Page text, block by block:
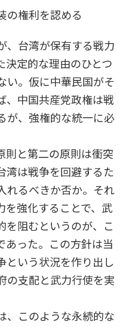
の権利を認める
、台湾が保有する戦力
決定的な理由のひとつ
い。仮に中華民国がそ
、中国共産党政権は戦
が、強権的な統一に必
と第二の原則は衝突
湾は戦争を回避するた
れるべきか否か。それ
を強化することで、武
を阻むというのが、こ
あった。この方針は当
という状況を作り出し
の支配と武力行使を実
、このような永続的な